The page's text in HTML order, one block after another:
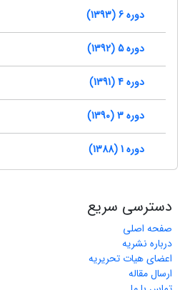
دوره 6 (1393)
دوره 5 (1392)
دوره 4 (1391)
دوره 3 (1390)
دوره 1 (1388)
دسترسی سریع
صفحه اصلی
درباره نشریه
اعضای هیات تحریریه
ارسال مقاله